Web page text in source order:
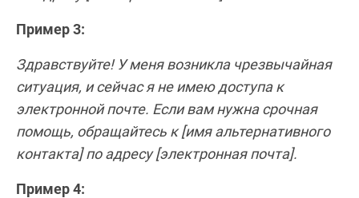
Пример 3:
Здравствуйте! У меня возникла чрезвычайная
ситуация, и сейчас я не имею доступа к
электронной почте. Если вам нужна срочная
помощь, обращайтесь к [имя альтернативного
контакта] по адресу [электронная почта].
Пример 4: